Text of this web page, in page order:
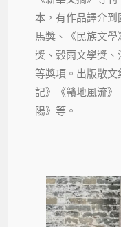
本，有作品譯介
馬獎、《民族文
獎、穀雨文學獎
等獎項。出版散
記》《贛地風流
陽》等。